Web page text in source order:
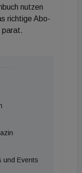
nutzen
richtige Abo-
parat.
und Events